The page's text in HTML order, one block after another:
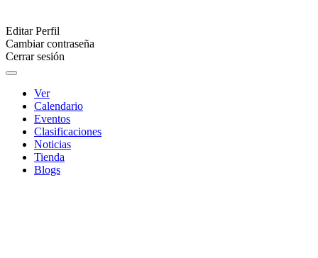
Editar Perfil
Cambiar contraseña
Cerrar sesión
Ver
Calendario
Eventos
Clasificaciones
Noticias
Tienda
Blogs